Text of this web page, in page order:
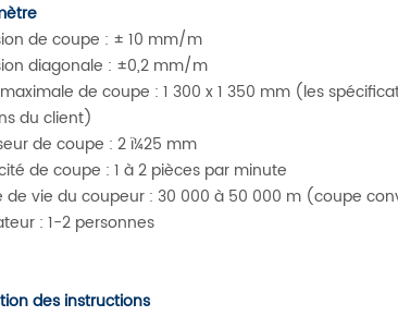
de coupe : ± 10 mm/m
diagonale : ±0,2 mm/m
de coupe : 1 300 x 1 350 mm (les
du client)
de coupe : 2 ï¼25 mm
de coupe : 1 à 2 pièces par minute
de vie du coupeur : 30 000 à 50 000 m (coupe
: 1-2 personnes
des instructions